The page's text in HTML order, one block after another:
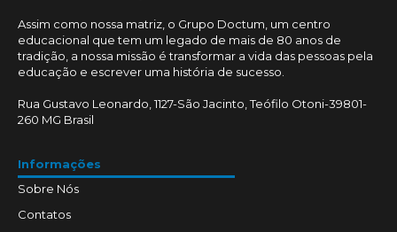
Assim como nossa matriz, o Grupo Doctum, um centro
educacional que tem um legado de mais de 80 anos de
tradição, a nossa missão é transformar a vida das pessoas pela
educação e escrever uma história de sucesso.
Rua Gustavo Leonardo, 1127-São Jacinto, Teófilo Otoni-39801-
260 MG Brasil
Informações
Sobre Nós
Contatos